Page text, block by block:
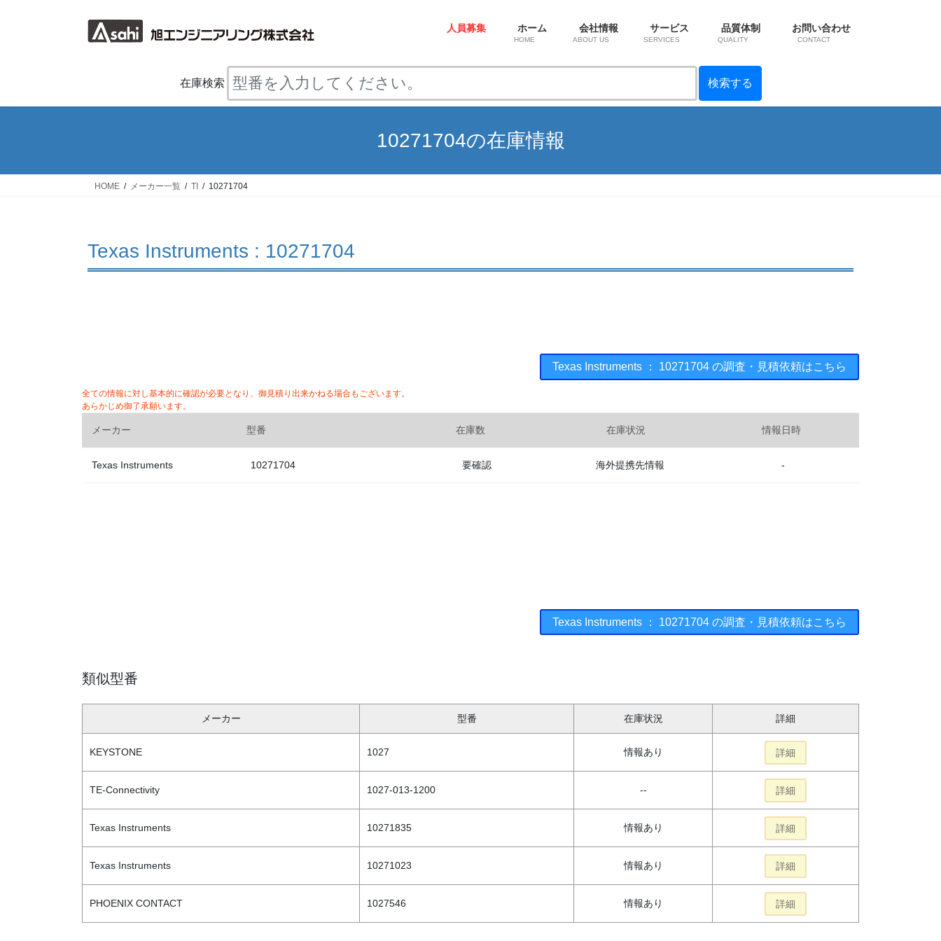
ス
ン
人員募集 ホーム
HOME
会社情報
ABOUT US
サービス
SERVICES
品質体制
QUALITY
お問い合わせ
CONTACT
在庫検索
10271704の在庫情報
HOME メーカー一覧 TI 10271704
Texas Instruments : 10271704
Texas Instruments ： 10271704 の調査・見積依頼はこちら
全ての情報に対し基本的に確認が必要となり、御見積り出来かねる場合もございます。
あらかじめ御了承願います。
メーカー 型番 在庫数 在庫状況 情報日時
Texas Instruments 10271704 要確認 海外提携先情報 -
Texas Instruments ： 10271704 の調査・見積依頼はこちら
類似型番
メーカー 型番 在庫状況 詳細
KEYSTONE 1027 情報あり 詳細
TE-Connectivity 1027-013-1200 -- 詳細
Texas Instruments 10271835 情報あり 詳細
Texas Instruments 10271023 情報あり 詳細
PHOENIX CONTACT 1027546 情報あり 詳細